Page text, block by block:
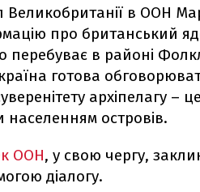
Великобританії в ООН
про британський
перебуває в районі
готова
архіпелагу
населенням островів.
ООН, у свою чергу,
діалогу.